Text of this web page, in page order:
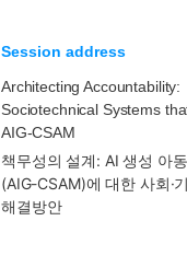
Session address
Architecting Accountability:
Sociotechnical Systems
AIG-CSAM
책무성의 설계: AI 생성 아
(AIG-CSAM)에 대한 사회·
해결방안